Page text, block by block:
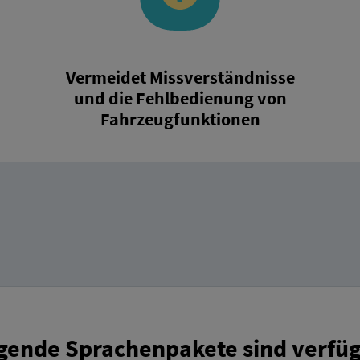
Vermeidet Missverständnisse
und die Fehlbedienung von
Fahrzeugfunktionen
Sprachenpakete sind